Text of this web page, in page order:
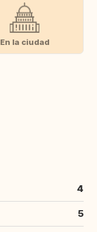
En la ciudad
4
5